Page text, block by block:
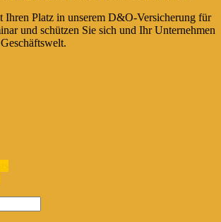
Ihren Platz in unserem D&O-Versicherung für
und schützen Sie sich und Ihr Unternehmen